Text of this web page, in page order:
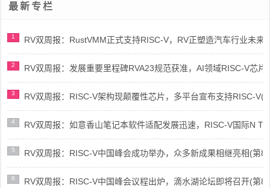
最新专栏
1 RV双周报：RustVMM正式支持RISC-V，RV正塑造汽车行业未来
2 RV双周报：发展重要里程碑RVA23规范获准，AI领域RISC-V芯
3 RV双周报：RISC-V架构现颠覆性芯片，多平台宣布支持RISC-V(
4 RV双周报：如意香山笔记本软件适配发展迅速，RISC-V国际N
5 RV双周报：RISC-V中国峰会成功举办，众多新成果相继亮相(第
6 RV双周报：RISC-V中国峰会议程出炉，滴水湖论坛即将召开(第